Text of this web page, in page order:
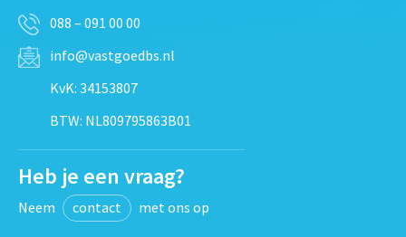
088 – 091 00 00
info@vastgoedbs.nl
KvK: 34153807
BTW: NL809795863B01
Heb je een vraag?
Neem contact met ons op